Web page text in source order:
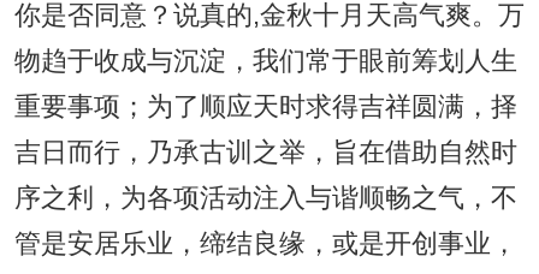
你是否同意？说真的,金秋十月天高气爽。万
物趋于收成与沉淀，我们常于眼前筹划人生
重要事项；为了顺应天时求得吉祥圆满，择
吉日而行，乃承古训之举，旨在借助自然时
序之利，为各项活动注入与谐顺畅之气，不
管是安居乐业，缔结良缘，或是开创事业，